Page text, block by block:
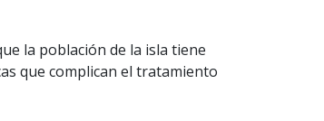
la población de la isla tiene
que complican el tratamiento